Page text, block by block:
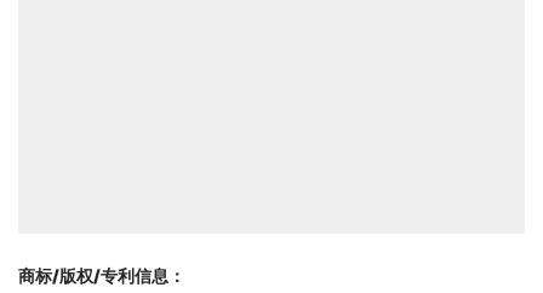
商标/版权/专利信息 ：